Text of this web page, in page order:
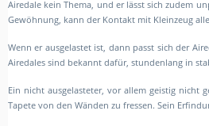
Airedale kein Thema, und er lässt sich zudem
Gewöhnung, kann der Kontakt mit Kleinzeug
Wenn er ausgelastet ist, dann passt sich der
Airedales sind bekannt dafür, stundenlang in
Ein nicht ausgelasteter, vor allem geistig nicht
Tapete von den Wänden zu fressen. Sein